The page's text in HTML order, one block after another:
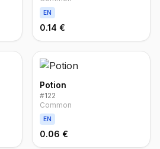
EN
0.14 €
Potion
#122
Common
EN
0.06 €